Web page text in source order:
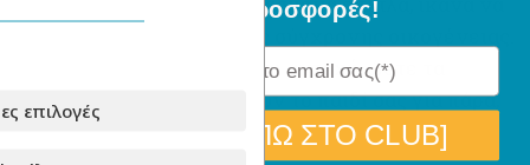
Επενδύουμε σε ποιότητα και αντοχή, ώστε τα
προϊόντα μας να συνοδεύουν το παιδί σας για πάρα,
επιλογές
ειδικές προσφορές!
[ΘΕΛΩ ΝΑ ΜΠΩ ΣΤΟ CLUB]